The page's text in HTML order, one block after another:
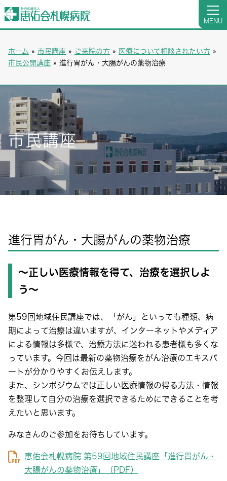
MENU
ホーム » 市民講座 » ご来院の方 » 医療について相談されたい方 »
市民公開講座 » 進行胃がん・大腸がんの薬物治療
市民講座
進行胃がん・大腸がんの薬物治療
～正しい医療情報を得て、治療を選択しよ
う～
第59回地域住民講座では、「がん」といっても種類、病
期によって治療は違いますが、インターネットやメディア
による情報は多様で、治療方法に迷われる患者様も多くな
っています。今回は最新の薬物治療をがん治療のエキスパ
ートが分かりやすくお伝えします。
また、シンポジウムでは正しい医療情報の得る方法・情報
を整理して自分の治療を選択できるためにできることを考
えたいと思います。
みなさんのご参加をお待ちしています。
恵佑会札幌病院 第59回地域住民講座「進行胃がん・
大腸がんの薬物治療」（PDF）